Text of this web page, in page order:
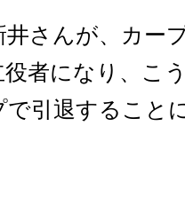
さんが、カー
者になり、こ
で引退すること